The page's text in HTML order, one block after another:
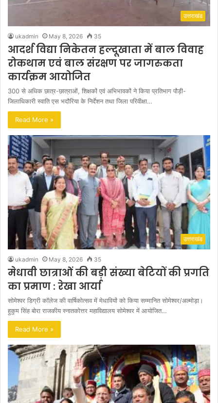
उत्तराखंड
ukadmin May 8, 2026 35
आदर्श विद्या निकेतन हल्दूखाता में बाल विवाह
रोकथाम एवं बाल संरक्षण पर जागरुकता
कार्यक्रम आयोजित
300 से अधिक छात्र-छात्राओं, शिक्षकों एवं अभिभावकों ने किया प्रतिभाग पौड़ी-
जिलाधिकारी स्वाति एस भदौरिया के निर्देशन तथा जिला परिवीक्षा…
Read More »
उत्तराखंड
ukadmin May 8, 2026 35
मेधावी छात्राओं की बड़ी संख्या बेटियों की प्रगति
का प्रमाण : रेखा आर्या
सोमेश्वर डिग्री कॉलेज की वार्षिकोत्सव में मेधावियों को किया सम्मानित सोमेश्वर/अल्मोड़ा।
हुकुम सिंह बोरा राजकीय स्नातकोत्तर महाविद्यालय सोमेश्वर में आयोजित…
Read More »